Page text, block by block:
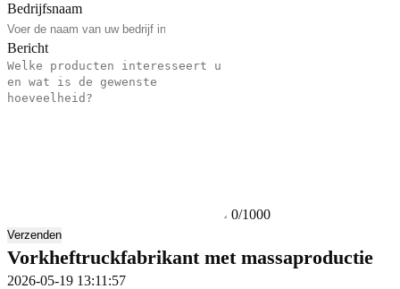
Bedrijfsnaam
Bericht
0/1000
Verzenden
Vorkheftruckfabrikant met massaproductie
2026-05-19 13:11:57